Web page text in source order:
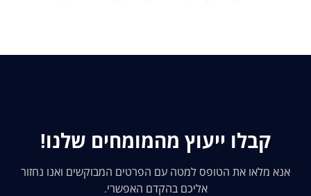
קבלו ייעוץ מהמומחים שלנו!
אנא מלאו את הטופס למטה עם הפרטים המבוקשים ואנו נחזור
אליכם בהקדם האפשרי.